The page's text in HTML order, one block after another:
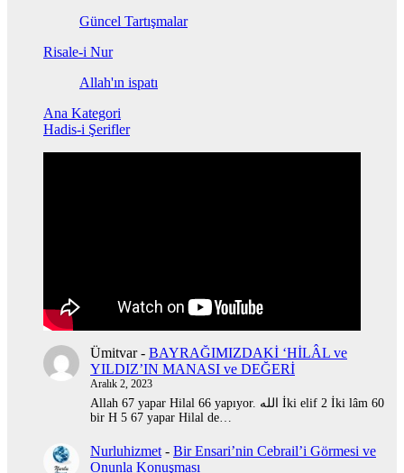
Güncel Tartışmalar
Risale-i Nur
Allah'ın ispatı
Ana Kategori
Hadis-i Şerifler
Ümitvar- BAYRAĞIMIZDAKİ ‘HİLÂL ve
YILDIZ’IN MANASI ve DEĞERİ
Aralık 2, 2023
Allah 67 yapar Hilal 66 yapıyor. الله İki elif 2 İki lâm 60
bir H 5 67 yapar Hilal de…
Nurluhizmet - Bir Ensari’nin Cebrail’i Görmesi ve
Onunla Konuşması